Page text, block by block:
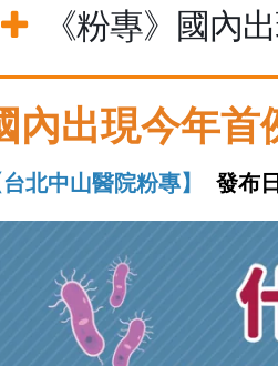
《粉專》國內
內出現今年
台北中山醫院粉專】 發布